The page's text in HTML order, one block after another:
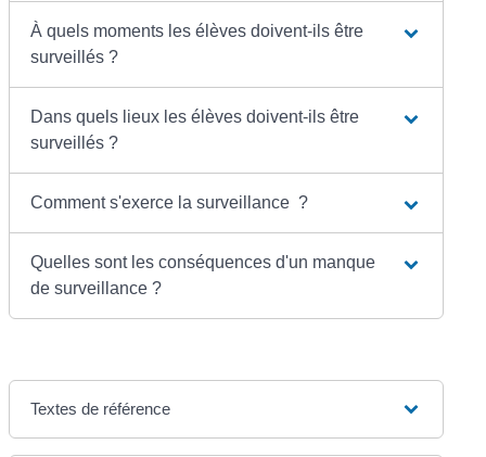
À quels moments les élèves doivent-ils être
surveillés ?
Dans quels lieux les élèves doivent-ils être
surveillés ?
Comment s'exerce la surveillance ?
Quelles sont les conséquences d'un manque
de surveillance ?
Textes de référence